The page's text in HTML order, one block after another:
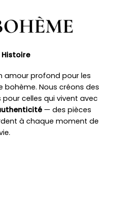
amour profond pour les
bohème. Nous créons des
celles qui vivent avec
— des pièces
à chaque moment de